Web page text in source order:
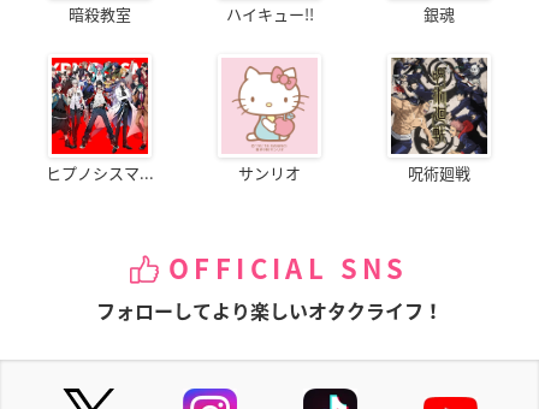
暗殺教室 ハイキュー!! 銀魂
ヒプノシスマ... サンリオ 呪術廻戦
OFFICIAL SNS
フォローしてより楽しいオタクライフ！